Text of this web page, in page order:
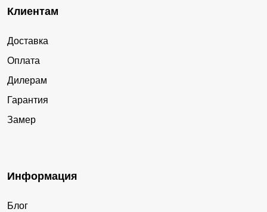
Клиентам
Доставка
Оплата
Дилерам
Гарантия
Замер
Информация
Блог